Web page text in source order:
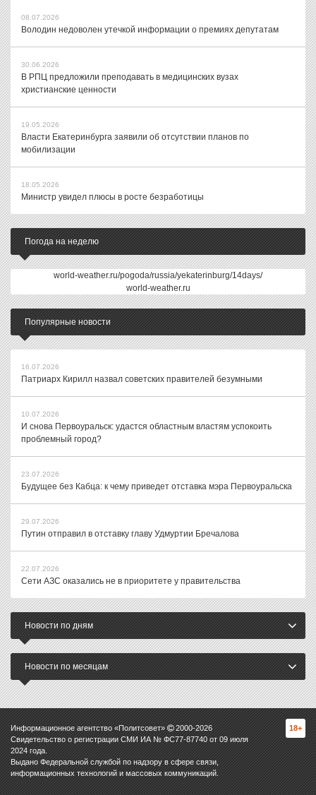
08.07.2026
Володин недоволен утечкой информации о премиях депутатам
30.06.2026
В РПЦ предложили преподавать в медицинских вузах
христианские ценности
19.05.2026
Власти Екатеринбурга заявили об отсутствии планов по
мобилизации
18.05.2026
Министр увидел плюсы в росте безработицы
Погода на неделю
world-weather.ru/pogoda/russia/yekaterinburg/14days/
world-weather.ru
Популярные новости
16.07.2026
Патриарх Кирилл назвал советских правителей безумными
10.07.2026
И снова Первоуральск: удастся областным властям успокоить
проблемный город?
23.07.2026
Будущее без Кабца: к чему приведет отставка мэра Первоуральска
29.07.2026
Путин отправил в отставку главу Удмуртии Бречалова
22.07.2026
Сети АЗС оказались не в приоритете у правительства
Новости по дням
Новости по месяцам
Информационное агентство «Политсовет» 2000-2026
Свидетельство о регистрации СМИ ИА № ФС77-87740 от 09 июля
2024 года.
Выдано Федеральной службой по надзору в сфере связи,
информационных технологий и массовых коммуникаций.
18+